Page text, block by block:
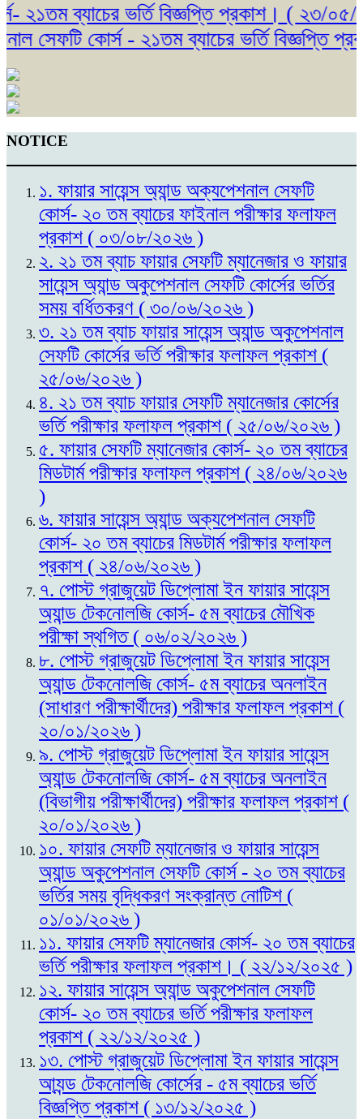
ব্যাচের ভর্তি বিজ্ঞপ্তি প্রকাশ। ( ২৩/০৫/
সেফটি কোর্স - ২১তম ব্যাচের ভর্তি বিজ্ঞপ্তি
NOTICE
১. ফায়ার সায়েন্স অ্যান্ড অক্যপেশনাল সেফটি
কোর্স- ২০ তম ব্যাচের ফাইনাল পরীক্ষার ফলাফল
প্রকাশ ( ০৩/০৮/২০২৬ )
২. ২১ তম ব্যাচ ফায়ার সেফটি ম্যানেজার ও ফায়ার
সায়েন্স অ্যান্ড অকুপেশনাল সেফটি কোর্সের ভর্তির
সময় বর্ধিতকরণ ( ৩০/০৬/২০২৬ )
৩. ২১ তম ব্যাচ ফায়ার সায়েন্স অ্যান্ড অকুপেশনাল
সেফটি কোর্সের ভর্তি পরীক্ষার ফলাফল প্রকাশ (
২৫/০৬/২০২৬ )
৪. ২১ তম ব্যাচ ফায়ার সেফটি ম্যানেজার কোর্সের
ভর্তি পরীক্ষার ফলাফল প্রকাশ ( ২৫/০৬/২০২৬ )
৫. ফায়ার সেফটি ম্যানেজার কোর্স- ২০ তম ব্যাচের
মিডটার্ম পরীক্ষার ফলাফল প্রকাশ ( ২৪/০৬/২০২৬
)
৬. ফায়ার সায়েন্স অ্যান্ড অক্যপেশনাল সেফটি
কোর্স- ২০ তম ব্যাচের মিডটার্ম পরীক্ষার ফলাফল
প্রকাশ ( ২৪/০৬/২০২৬ )
৭. পোস্ট গ্রাজুয়েট ডিপ্লোমা ইন ফায়ার সায়েন্স
অ্যান্ড টেকনোলজি কোর্স- ৫ম ব্যাচের মৌখিক
পরীক্ষা স্থগিত ( ০৬/০২/২০২৬ )
৮. পোস্ট গ্রাজুয়েট ডিপ্লোমা ইন ফায়ার সায়েন্স
অ্যান্ড টেকনোলজি কোর্স- ৫ম ব্যাচের অনলাইন
(সাধারণ পরীক্ষার্থীদের) পরীক্ষার ফলাফল প্রকাশ (
২০/০১/২০২৬ )
৯. পোস্ট গ্রাজুয়েট ডিপ্লোমা ইন ফায়ার সায়েন্স
অ্যান্ড টেকনোলজি কোর্স- ৫ম ব্যাচের অনলাইন
(বিভাগীয় পরীক্ষার্থীদের) পরীক্ষার ফলাফল প্রকাশ (
২০/০১/২০২৬ )
১০. ফায়ার সেফটি ম্যানেজার ও ফায়ার সায়েন্স
অ্যান্ড অকুপেশনাল সেফটি কোর্স - ২০ তম ব্যাচের
ভর্তির সময় বৃদ্ধিকরণ সংক্রান্ত নোটিশ (
০১/০১/২০২৬ )
১১. ফায়ার সেফটি ম্যানেজার কোর্স- ২০ তম ব্যাচের
ভর্তি পরীক্ষার ফলাফল প্রকাশ। ( ২২/১২/২০২৫ )
১২. ফায়ার সায়েন্স অ্যান্ড অকুপেশনাল সেফটি
কোর্স- ২০ তম ব্যাচের ভর্তি পরীক্ষার ফলাফল
প্রকাশ ( ২২/১২/২০২৫ )
১৩. পোস্ট গ্রাজুয়েট ডিপ্লোমা ইন ফায়ার সায়েন্স
আ্যন্ড টেকনোলজি কোর্সের - ৫ম ব্যাচের ভর্তি
বিজ্ঞপ্তি প্রকাশ ( ১৩/১২/২০২৫ )